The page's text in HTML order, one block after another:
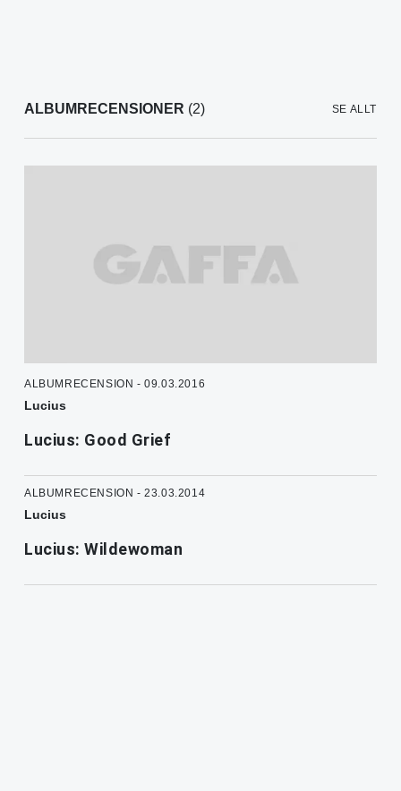
ALBUMRECENSIONER (2) SE ALLT
ALBUMRECENSION - 09.03.2016
Lucius
Lucius: Good Grief
ALBUMRECENSION - 23.03.2014
Lucius
Lucius: Wildewoman